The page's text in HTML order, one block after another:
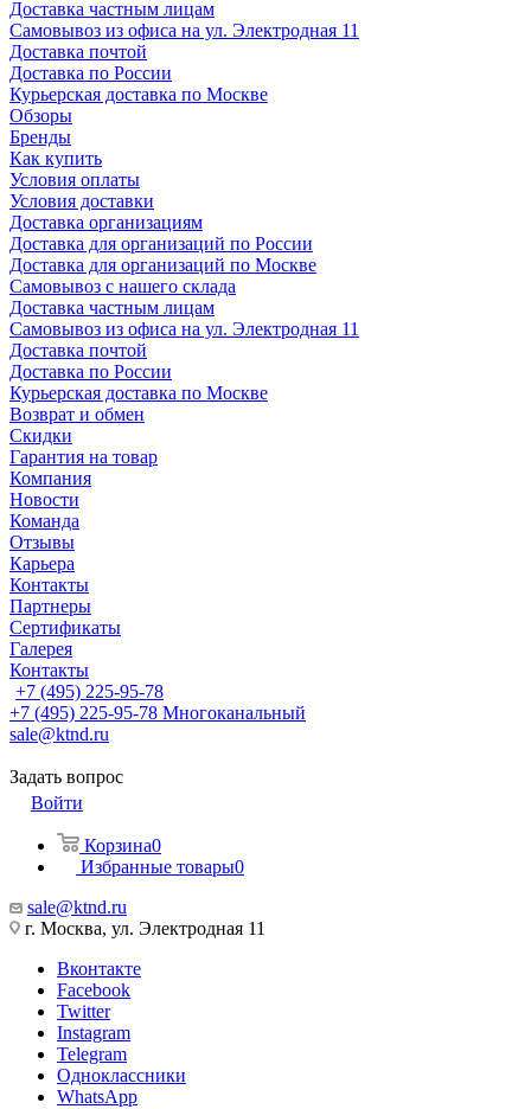
Доставка частным лицам
Самовывоз из офиса на ул. Электродная 11
Доставка почтой
Доставка по России
Курьерская доставка по Москве
Обзоры
Бренды
Как купить
Условия оплаты
Условия доставки
Доставка организациям
Доставка для организаций по России
Доставка для организаций по Москве
Самовывоз с нашего склада
Доставка частным лицам
Самовывоз из офиса на ул. Электродная 11
Доставка почтой
Доставка по России
Курьерская доставка по Москве
Возврат и обмен
Скидки
Гарантия на товар
Компания
Новости
Команда
Отзывы
Карьера
Контакты
Партнеры
Сертификаты
Галерея
Контакты
+7 (495) 225-95-78
+7 (495) 225-95-78 Многоканальный
sale@ktnd.ru
Задать вопрос
Войти
Корзина0
Избранные товары0
sale@ktnd.ru
г. Москва, ул. Электродная 11
Вконтакте
Facebook
Twitter
Instagram
Telegram
Одноклассники
WhatsApp